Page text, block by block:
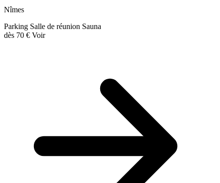
Nîmes
Parking Salle de réunion Sauna
dès 70 € Voir